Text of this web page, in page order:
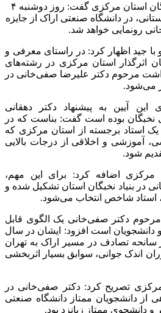
رئیس بنیاد نخبگان استان مرکزی گفت: روز دوشنبه ۴
در دانشگاه صنعتی اراک از جایزه
رونمایی خواهد شد.
جید اظهار کرد: در راستای معرفی و
اثرگذار استان مرکزی در رشته‌های
مرحوم دکتر علیرضا صفی‌خانی در
می‌شود.
این آیین به پیشنهاد دکتر دهقانی
نخبگان بوده است گفت: بناست که در
استاد برجسته از استان مرکزی که
آموزشی و اخلاقی از درجات بالایی
‌شود.
مرکزی اضافه کرد: برای این مهم،
در بنیاد نخبگان استان تشکیل شده و
استاد شاخص انتخاب می‌شود.
مرحوم دکتر صفی‌خانی یک الگوی قابل
دانشجویان است افزود: ایشان در سال
سالگی در سانحه تصادف در مسیر اراک به تهران
اندک جوانی، سوابق بسیار اثربخشی
مرکزی تصریح کرد: دکتر صفی‌خانی در
دانشجویان ممتاز دانشگاه صنعتی
دانشجوی ممتاز زبانزد بود.